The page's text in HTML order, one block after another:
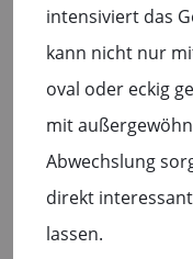
intensiviert das
kann nicht nur
oval oder eckig
mit
Abwechslung
direkt
lassen.